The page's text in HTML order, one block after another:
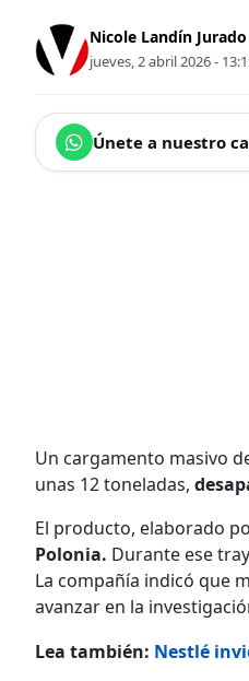
Nicole Landín Jurado
jueves, 2 abril 2026 -
Únete a nuestro
Un cargamento masivo
unas 12 toneladas,
El producto, elaborado
Polonia. Durante ese
La compañía indicó que
avanzar en la
Lea también: Nestlé